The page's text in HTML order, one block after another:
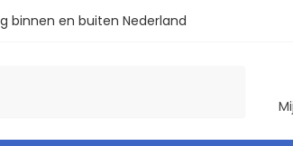
binnen en buiten Nederland